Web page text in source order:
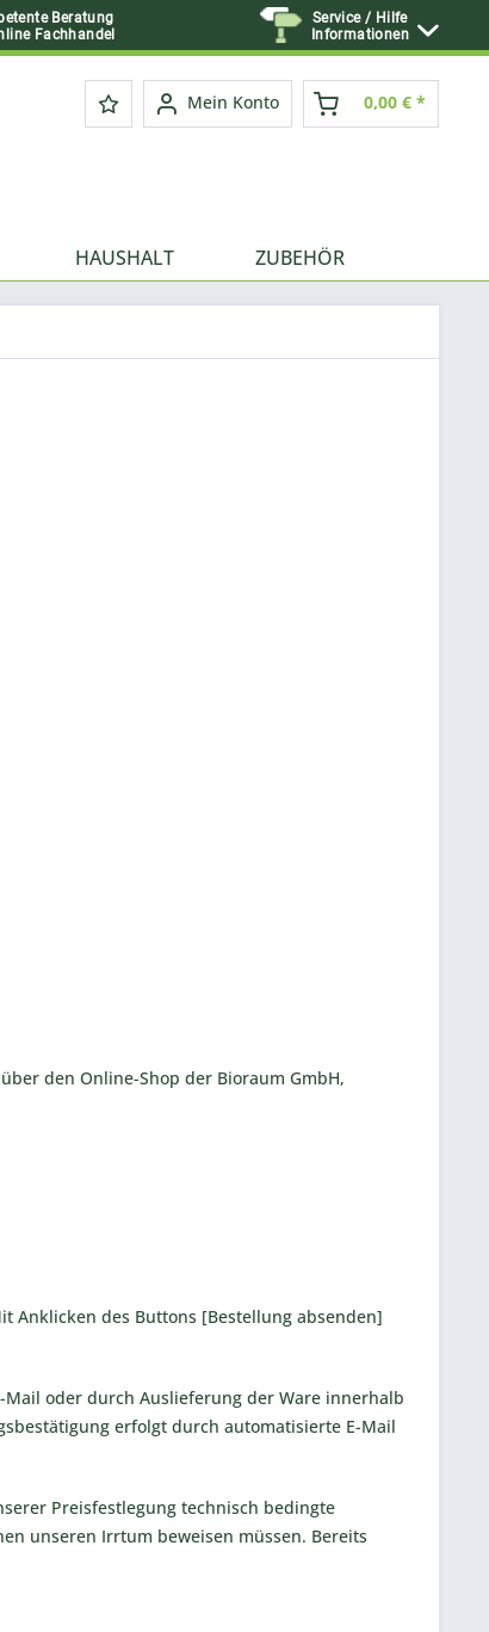
Beratung
Fachhandel
Service / Hilfe
Informationen
Mein Konto 0,00 € *
HAUSHALT ZUBEHÖR
den Online-Shop der Bioraum GmbH,
Anklicken des Buttons [Bestellung absenden]
oder durch Auslieferung der Ware innerhalb
erfolgt durch automatisierte E-Mail
Preisfestlegung technisch bedingte
unseren Irrtum beweisen müssen. Bereits